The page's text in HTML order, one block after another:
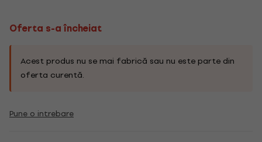
Oferta s-a încheiat
Acest produs nu se mai fabrică sau nu este parte din
oferta curentă.
Pune o intrebare